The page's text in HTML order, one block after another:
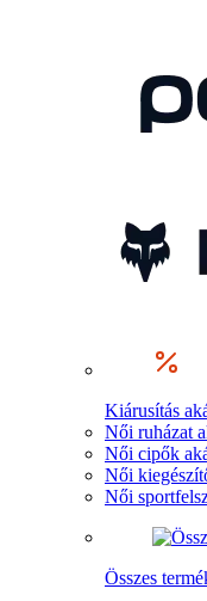
Kiárusítás
Női ruházat
Női cipők
Női
Női
Összes